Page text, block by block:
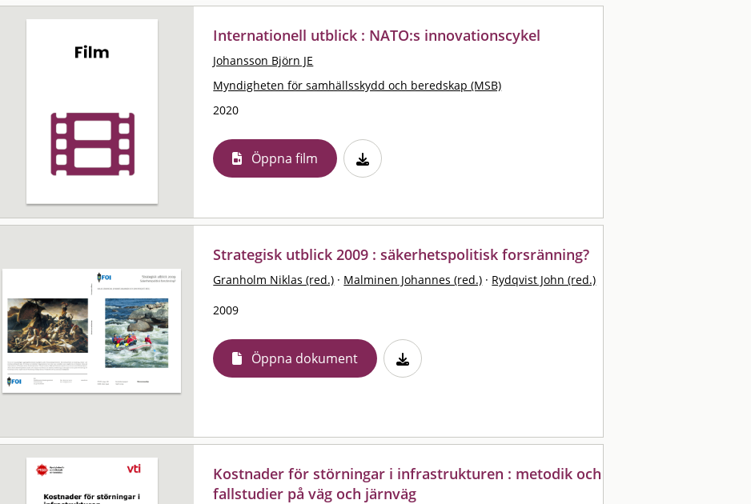
Internationell utblick : NATO:s innovationscykel
Johansson Björn JE
Myndigheten för samhällsskydd och beredskap (MSB)
2020
Öppna film
Strategisk utblick 2009 : säkerhetspolitisk forsränning?
Granholm Niklas (red.) · Malminen Johannes (red.) · Rydqvist John (red.)
2009
Öppna dokument
Kostnader för störningar i infrastrukturen : metodik och
fallstudier på väg och järnväg